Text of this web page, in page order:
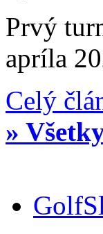
Prvý
apríla
Celý
»
Golf